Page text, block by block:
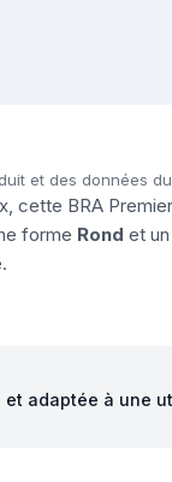
et des données
cette BRA
forme Rond et un
adaptée à une